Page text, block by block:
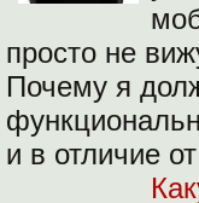
просто не
Почему я
и в отличие